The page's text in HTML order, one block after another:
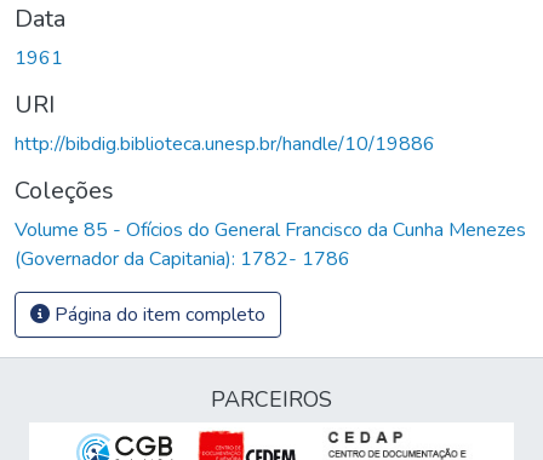
Data
1961
URI
http://bibdig.biblioteca.unesp.br/handle/10/19886
Coleções
Volume 85 - Ofícios do General Francisco da Cunha Menezes
(Governador da Capitania): 1782- 1786
Página do item completo
PARCEIROS